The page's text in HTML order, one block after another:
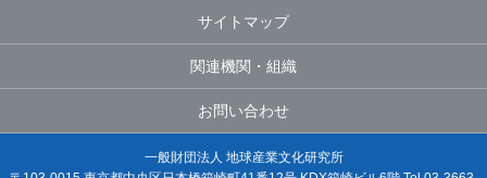
サイトマップ
関連機関・組織
お問い合わせ
一般財団法人 地球産業文化研究所